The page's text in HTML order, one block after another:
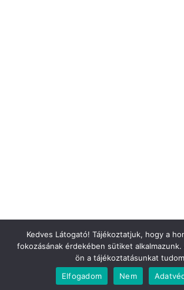
Kedves Látogató! Tájékoztatjuk, hogy a
fokozásának érdekében sütiket
ön a tájékoztatásunkat
Elfogadom
Nem